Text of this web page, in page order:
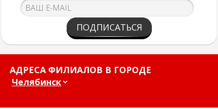
ПОДПИСАТЬСЯ
АДРЕСА ФИЛИАЛОВ В ГОРОДЕ